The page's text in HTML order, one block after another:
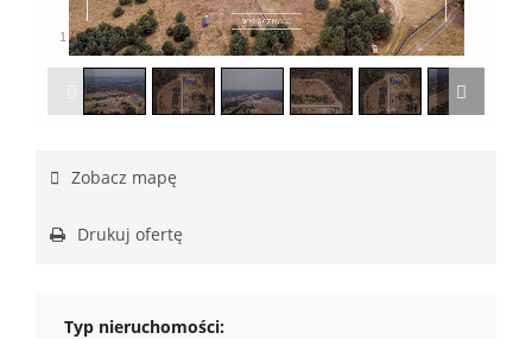
1 /22
Zobacz mapę
Drukuj ofertę
Typ nieruchomości: